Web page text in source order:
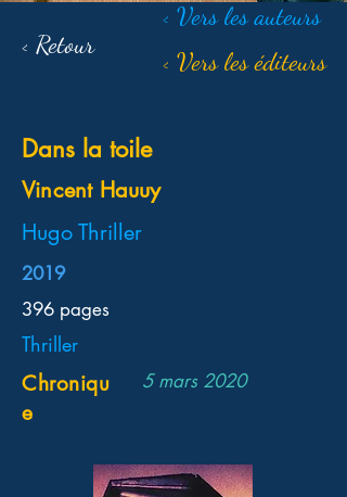
< Retour
< Vers les auteurs
< Vers les éditeurs
Dans la toile
Vincent Hauuy
Hugo Thriller
2019
396 pages
Thriller
Chroniqu
e
5 mars 2020